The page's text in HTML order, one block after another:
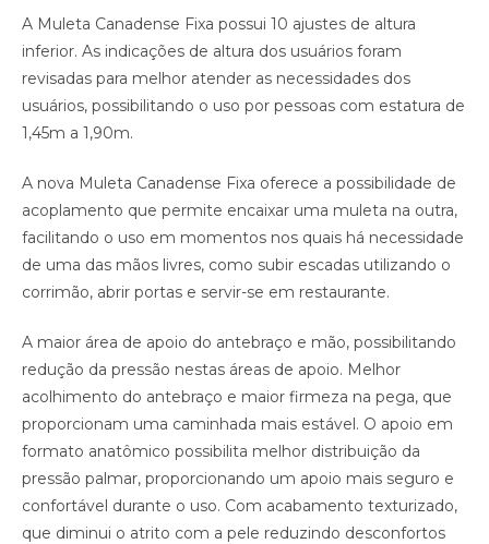
A Muleta Canadense Fixa possui 10 ajustes de altura
inferior. As indicações de altura dos usuários foram
revisadas para melhor atender as necessidades dos
usuários, possibilitando o uso por pessoas com estatura de
1,45m a 1,90m.
A nova Muleta Canadense Fixa oferece a possibilidade de
acoplamento que permite encaixar uma muleta na outra,
facilitando o uso em momentos nos quais há necessidade
de uma das mãos livres, como subir escadas utilizando o
corrimão, abrir portas e servir-se em restaurante.
A maior área de apoio do antebraço e mão, possibilitando
redução da pressão nestas áreas de apoio. Melhor
acolhimento do antebraço e maior firmeza na pega, que
proporcionam uma caminhada mais estável. O apoio em
formato anatômico possibilita melhor distribuição da
pressão palmar, proporcionando um apoio mais seguro e
confortável durante o uso. Com acabamento texturizado,
que diminui o atrito com a pele reduzindo desconfortos